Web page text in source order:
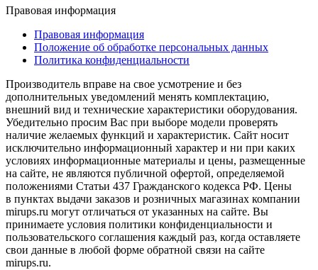
Правовая информация
Правовая информация
Положение об обработке персональных данных
Политика конфиденциальности
Производитель вправе на свое усмотрение и без
дополнительных уведомлений менять комплектацию,
внешний вид и технические характеристики оборудования.
Убедительно просим Вас при выборе модели проверять
наличие желаемых функций и характеристик. Сайт носит
исключительно информационный характер и ни при каких
условиях информационные материалы и цены, размещенные
на сайте, не являются публичной офертой, определяемой
положениями Статьи 437 Гражданского кодекса РФ. Цены
в пунктах выдачи заказов и розничных магазинах компании
mirups.ru могут отличаться от указанных на сайте. Вы
принимаете условия политики конфиденциальности и
пользовательского соглашения каждый раз, когда оставляете
свои данные в любой форме обратной связи на сайте
mirups.ru.